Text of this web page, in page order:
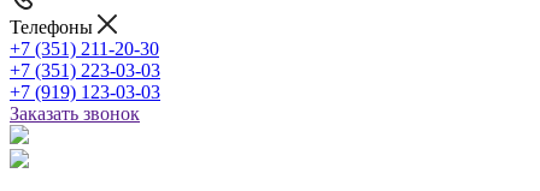
Телефоны
+7 (351) 211-20-30
+7 (351) 223-03-03
+7 (919) 123-03-03
Заказать звонок